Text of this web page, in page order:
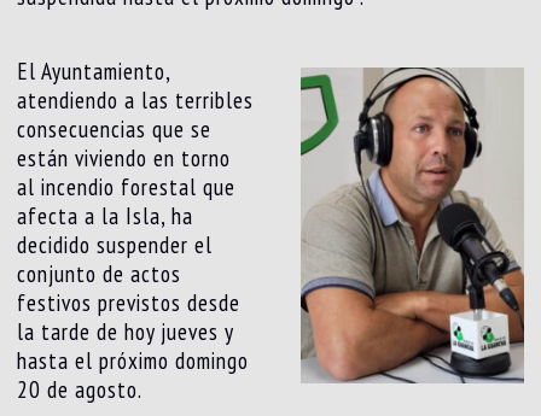
El Ayuntamiento,
atendiendo a las terribles
consecuencias que se
están viviendo en torno
al incendio forestal que
afecta a la Isla, ha
decidido suspender el
conjunto de actos
festivos previstos desde
la tarde de hoy jueves y
hasta el próximo domingo
20 de agosto.